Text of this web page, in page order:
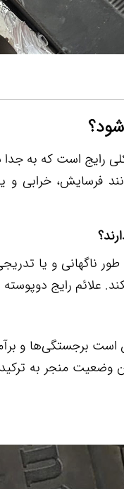
است که به جدا
فرسایش، خرابی
ناگهانی و یا
علائم رایج
است برجستگی‌ها و
وضعیت منجر به